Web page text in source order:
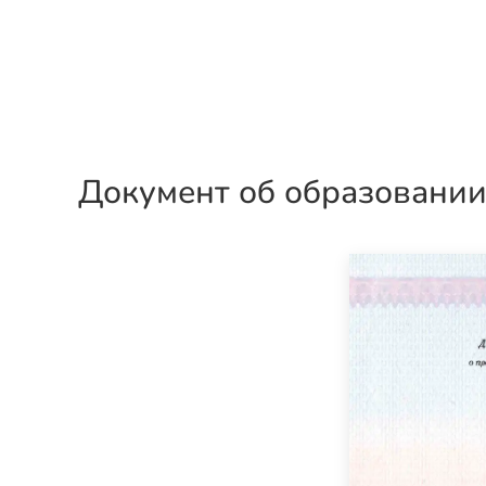
Документ об образовании